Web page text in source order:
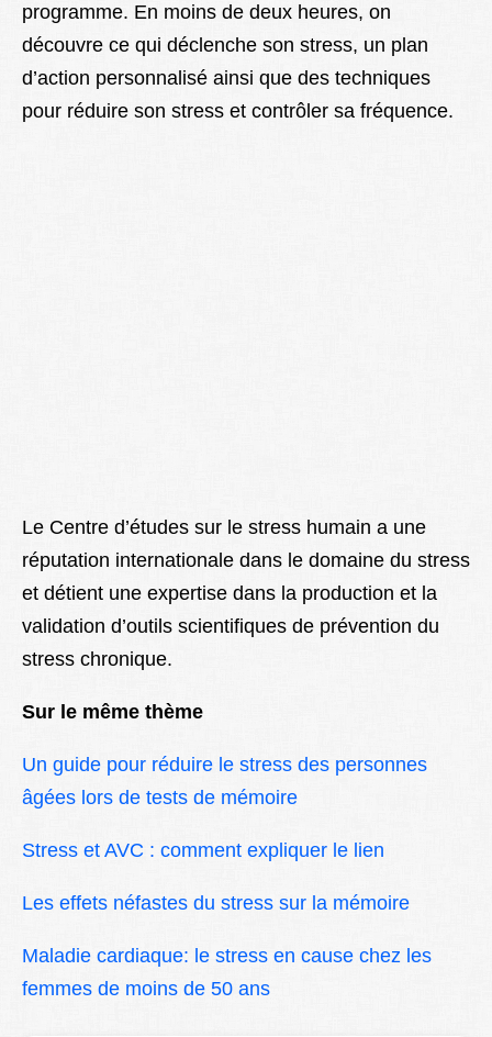
programme. En moins de deux heures, on
découvre ce qui déclenche son stress, un plan
d’action personnalisé ainsi que des techniques
pour réduire son stress et contrôler sa fréquence.
Le Centre d’études sur le stress humain a une
réputation internationale dans le domaine du stress
et détient une expertise dans la production et la
validation d’outils scientifiques de prévention du
stress chronique.
Sur le même thème
Un guide pour réduire le stress des personnes
âgées lors de tests de mémoire
Stress et AVC : comment expliquer le lien
Les effets néfastes du stress sur la mémoire
Maladie cardiaque: le stress en cause chez les
femmes de moins de 50 ans